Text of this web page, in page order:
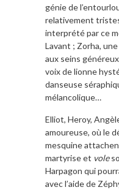
génie de
relativement
interprété par ce
Lavant ; Zorha,
aux seins
voix de lionne
danseuse
mélancolique…
Elliot, Heroy,
amoureuse, où le
mesquine
martyrise et vole
Harpagon qui
avec l’aide de